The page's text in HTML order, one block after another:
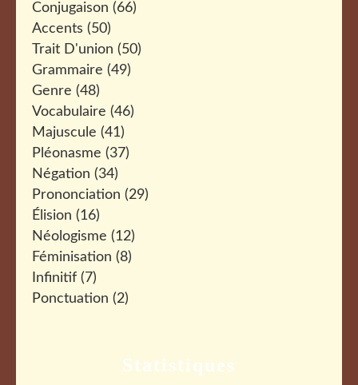
Conjugaison (66)
Accents (50)
Trait D'union (50)
Grammaire (49)
Genre (48)
Vocabulaire (46)
Majuscule (41)
Pléonasme (37)
Négation (34)
Prononciation (29)
Élision (16)
Néologisme (12)
Féminisation (8)
Infinitif (7)
Ponctuation (2)
Statistiques